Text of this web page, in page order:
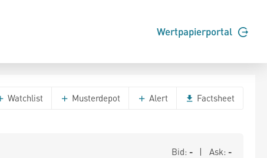
Wertpapierportal
Watchlist Musterdepot Alert Factsheet
Bid: - | Ask: -